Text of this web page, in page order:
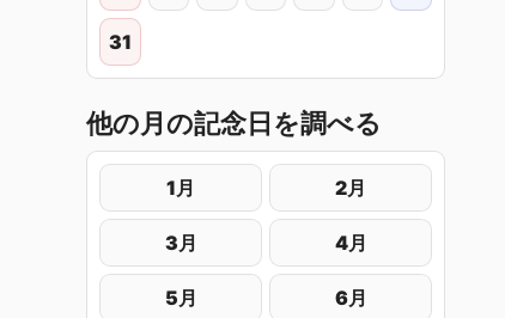
31
他の月の記念日を調べる
1月 2月
3月 4月
5月 6月